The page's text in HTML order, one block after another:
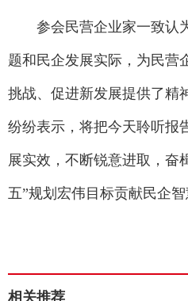
参会民营企业家一致认
题和民企发展实际，为民营
挑战、促进新发展提供了精
纷纷表示，将把今天聆听报
展实效，不断锐意进取，奋
五”规划宏伟目标贡献民企智
相关推荐